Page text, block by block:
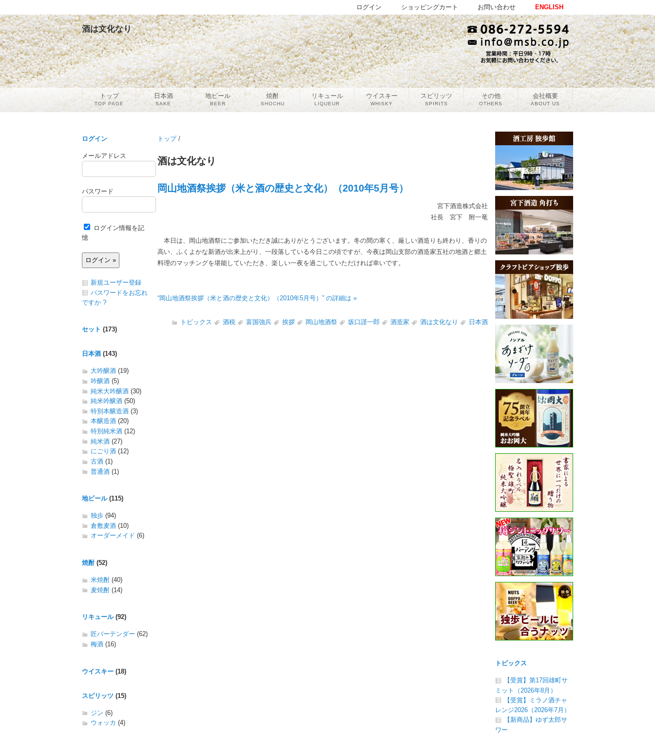
酒は文化なり
トップ/
酒は文化なり
岡山地酒祭挨拶（米と酒の歴史と文化）（2010年5月号）
宮下酒造株式会社
社長 宮下 附一竜
本日は、岡山地酒祭にご参加いただき誠にありがとうございます。冬の間の寒く、厳しい酒造りも終わり、香りの
高い、ふくよかな新酒が出来上がり、一段落している今日この頃ですが、今夜は岡山支部の酒造家五社の地酒と郷土
料理のマッチングを堪能していただき、楽しい一夜を過ごしていただければ幸いです。
“岡山地酒祭挨拶（米と酒の歴史と文化）（2010年5月号）” の詳細は »
トピックス 酒税 富国強兵 挨拶 岡山地酒祭 坂口謹一郎 酒造家 酒は文化なり 日本酒
ログイン
メールアドレス
パスワード
ログイン情報を記
憶
新規ユーザー登録
パスワードをお忘れ
ですか ?
セット (173)
日本酒 (143)
大吟醸酒 (19)
吟醸酒 (5)
純米大吟醸酒 (30)
純米吟醸酒 (50)
特別本醸造酒 (3)
本醸造酒 (20)
特別純米酒 (12)
純米酒 (27)
にごり酒 (12)
古酒 (1)
普通酒 (1)
地ビール(115)
独歩 (94)
倉敷麦酒 (10)
オーダーメイド (6)
焼酎(52)
米焼酎 (40)
麦焼酎 (14)
リキュール(92)
匠バーテンダー (62)
梅酒 (16)
ウイスキー (18)
スピリッツ (15)
ジン (6)
ウォッカ (4)
トピックス
【受賞】第17回雄町サ
ミット（2026年8月）
【受賞】ミラノ酒チャ
レンジ2026（2026年7月）
【新商品】ゆず太郎サ
ワー
トップ
TOP PAGE
日本酒
SAKE
地ビール
BEER
焼酎
SHOCHU
リキュール
LIQUEUR
ウイスキー
WHISKY
スピリッツ
SPIRITS
その他
OTHERS
会社概要
ABOUT US
ENGLISH
お問い合わせ
ショッピングカート
ログイン